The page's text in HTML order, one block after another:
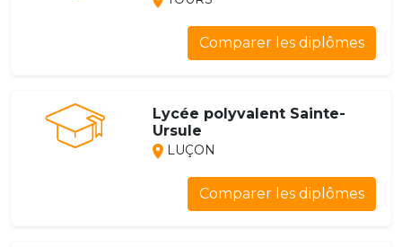
Comparer les diplômes
Lycée polyvalent Sainte-
Ursule
LUÇON
Comparer les diplômes